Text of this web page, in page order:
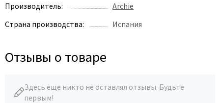
Производитель:
Archie
Страна производства:
Испания
Отзывы о товаре
Здесь еще никто не оставлял отзывы. Будьте
первым!